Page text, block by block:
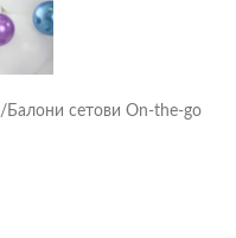
/ Балони сетови On-the-go